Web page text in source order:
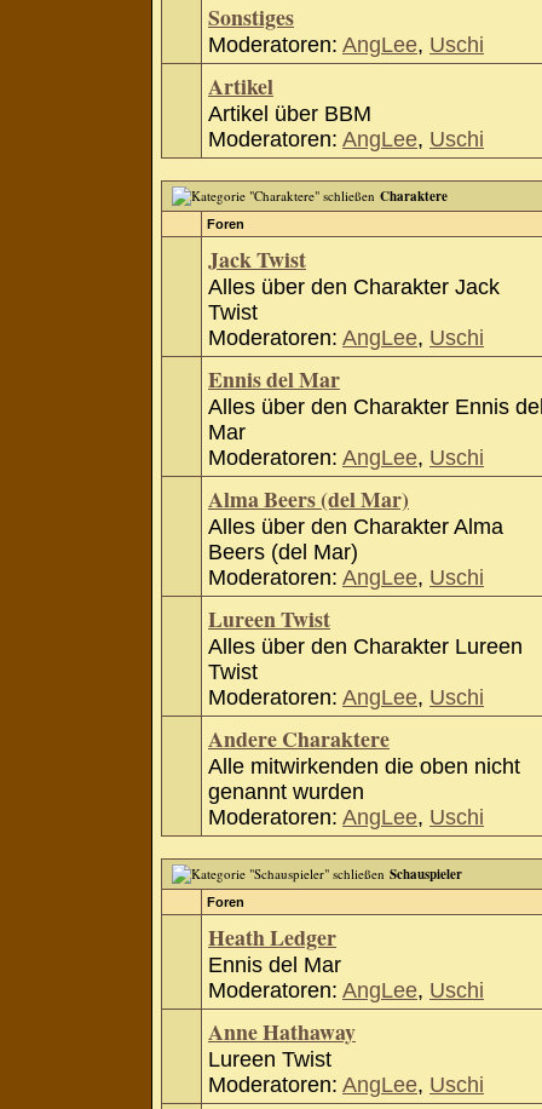
Sonstiges
Moderatoren: AngLee, Uschi
Artikel
Artikel über BBM
Moderatoren: AngLee, Uschi
Charaktere
Foren
Jack Twist
Alles über den Charakter Jack
Twist
Moderatoren: AngLee, Uschi
Ennis del Mar
Alles über den Charakter Ennis
Mar
Moderatoren: AngLee, Uschi
Alma Beers (del Mar)
Alles über den Charakter Alma
Beers (del Mar)
Moderatoren: AngLee, Uschi
Lureen Twist
Alles über den Charakter Lureen
Twist
Moderatoren: AngLee, Uschi
Andere Charaktere
Alle mitwirkenden die oben nicht
genannt wurden
Moderatoren: AngLee, Uschi
Schauspieler
Foren
Heath Ledger
Ennis del Mar
Moderatoren: AngLee, Uschi
Anne Hathaway
Lureen Twist
Moderatoren: AngLee, Uschi